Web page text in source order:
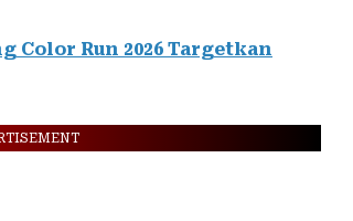
Color Run 2026 Targetkan